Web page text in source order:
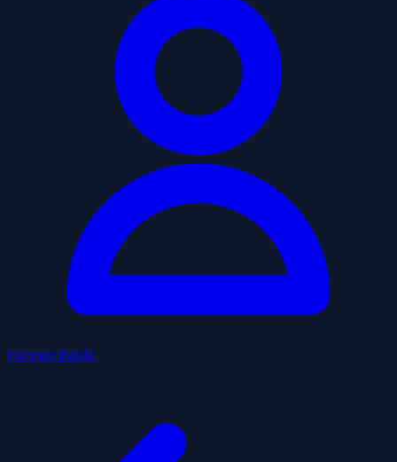
Hemen Başla